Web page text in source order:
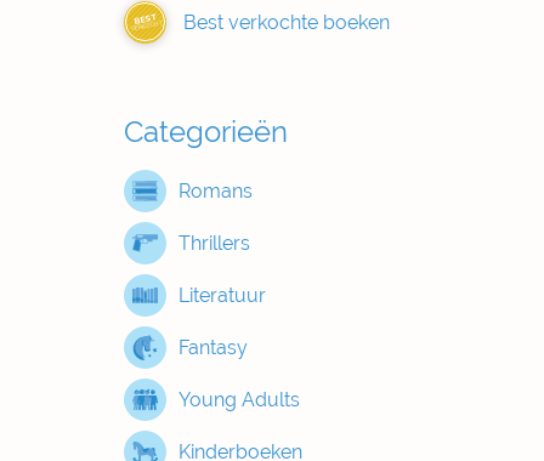
BEST
VERKOCHT Best verkochte boeken
Categorieën
Romans
Thrillers
Literatuur
Fantasy
Young Adults
Kinderboeken